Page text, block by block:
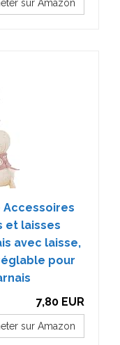
sur Amazon
Accessoires
et laisses
avec laisse,
pour
7,80 EUR
sur Amazon